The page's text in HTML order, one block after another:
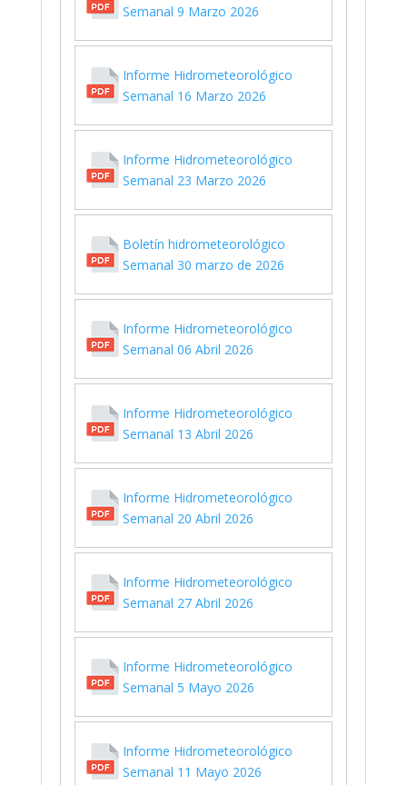
Semanal 9 Marzo 2026
Informe Hidrometeorológico
Semanal 16 Marzo 2026
Informe Hidrometeorológico
Semanal 23 Marzo 2026
Boletín hidrometeorológico
Semanal 30 marzo de 2026
Informe Hidrometeorológico
Semanal 06 Abril 2026
Informe Hidrometeorológico
Semanal 13 Abril 2026
Informe Hidrometeorológico
Semanal 20 Abril 2026
Informe Hidrometeorológico
Semanal 27 Abril 2026
Informe Hidrometeorológico
Semanal 5 Mayo 2026
Informe Hidrometeorológico
Semanal 11 Mayo 2026